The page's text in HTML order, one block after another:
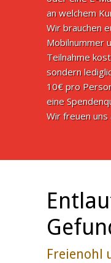
an welchem
Wir brauchen
Mobilnummer
Teilnahme
sondern
10€ pro
eine
Wir freuen uns
Freienohl